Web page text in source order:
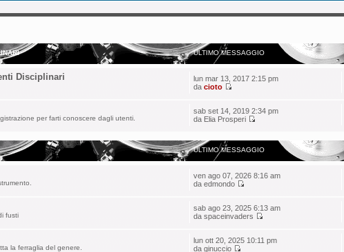
sempre on line.... a morte FB che ha distrutto i forum per dare la parola a qualunque ignorante
di forum sia sempre on line.... a morte FB che ha distrutto i forum per dare la parola a qualunque ignorante
ULTIMO MESSAGGIO
Disciplinari
lun mar 13, 2017 2:15 pm
da cioto
per farti conoscere dagli utenti.
sab set 14, 2019 2:34 pm
da Elia Prosperi
ULTIMO MESSAGGIO
ven ago 07, 2026 8:16 am
da edmondo
fusti
sab ago 23, 2025 6:13 am
da spaceinvaders
la ferraglia del genere.
lun ott 20, 2025 10:11 pm
da ginuccio